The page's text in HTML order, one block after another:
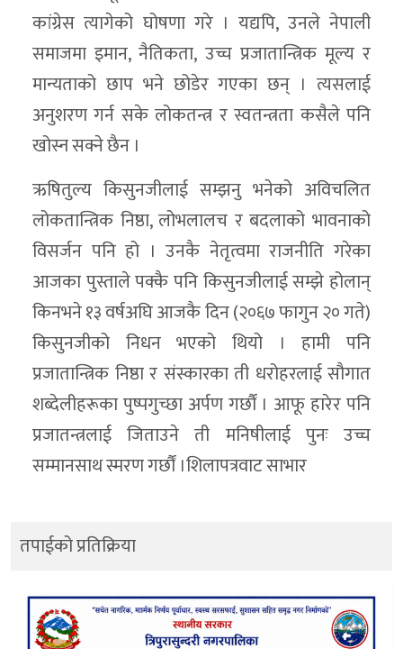
कांग्रेस त्यागेको घोषणा गरे । यद्यपि, उनले नेपाली
समाजमा इमान, नैतिकता, उच्च प्रजातान्त्रिक मूल्य र
मान्यताको छाप भने छोडेर गएका छन् । त्यसलाई
अनुशरण गर्न सके लोकतन्त्र र स्वतन्त्रता कसैले पनि
खोस्न सक्ने छैन ।
ऋषितुल्य किसुनजीलाई सम्झनु भनेको अविचलित
लोकतान्त्रिक निष्ठा, लोभलालच र बदलाको भावनाको
विसर्जन पनि हो । उनकै नेतृत्वमा राजनीति गरेका
आजका पुस्ताले पक्कै पनि किसुनजीलाई सम्झे होलान्
किनभने १३ वर्षअघि आजकै दिन (२०६७ फागुन २० गते)
किसुनजीको निधन भएको थियो । हामी पनि
प्रजातान्त्रिक निष्ठा र संस्कारका ती धरोहरलाई सौगात
शब्देलीहरूका पुष्पगुच्छा अर्पण गर्छौं । आफू हारेर पनि
प्रजातन्त्रलाई जिताउने ती मनिषीलाई पुनः उच्च
सम्मानसाथ स्मरण गर्छौं ।शिलापत्रवाट साभार
तपाईको प्रतिक्रिया